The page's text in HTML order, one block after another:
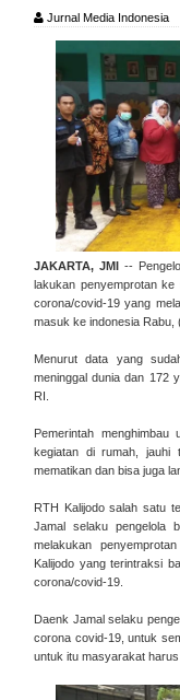
Jurnal Media Indonesia
JAKARTA, JMI--
lakukan penyemprotan
corona/covid-19 yang
masuk ke indonesia Rabu,
Menurut data yang
meninggal dunia dan 172
RI.
Pemerintah
kegiatan di rumah, jauhi
mematikan dan bisa juga
RTH Kalijodo salah satu
Jamal selaku pengelola
melakukan
Kalijodo yang terintraksi
corona/covid-19.
Daenk Jamal selaku
corona covid-19, untuk
untuk itu masyarakat